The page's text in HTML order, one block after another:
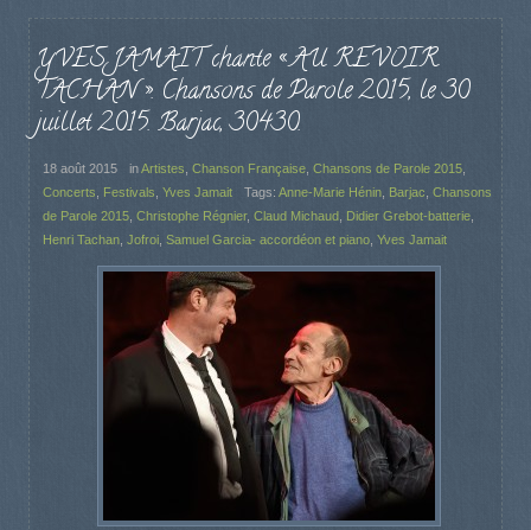
YVES JAMAIT chante « AU REVOIR
TACHAN ». Chansons de Parole 2015, le 30
juillet 2015. Barjac, 30430.
18 août 2015 inArtistes Chanson Française Chansons de Parole 2015
Concerts
Festivals Yves Jamait Tags: Anne-Marie Hénin Barjac Chansons
de Parole 2015 Christophe Régnier, Claud Michaud Didier Grebot-batterie
Henri Tachan Jofroi Samuel Garcia- accordéon et piano Yves Jamait